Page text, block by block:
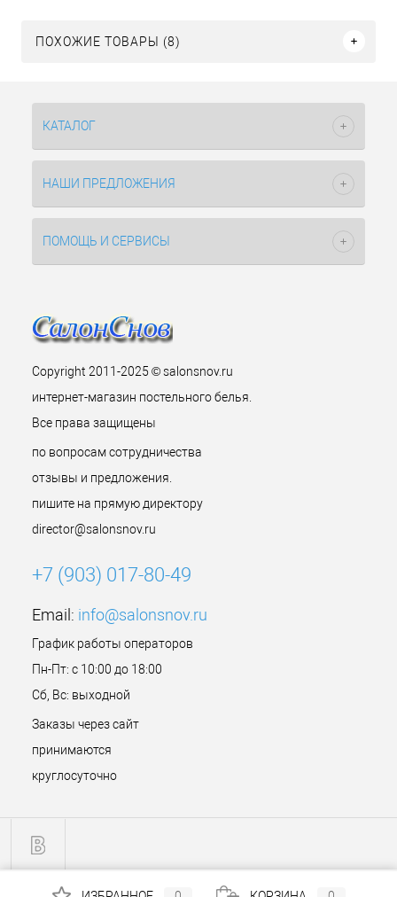
ПОХОЖИЕ ТОВАРЫ (8)
КАТАЛОГ
НАШИ ПРЕДЛОЖЕНИЯ
ПОМОЩЬ И СЕРВИСЫ
Copyright 2011-2025 © salonsnov.ru
интернет-магазин постельного белья.
Все права защищены
по вопросам сотрудничества
отзывы и предложения.
пишите на прямую директору
director@salonsnov.ru
+7 (903) 017-80-49
Email: info@salonsnov.ru
График работы операторов
Пн-Пт: с 10:00 до 18:00
Сб, Вс: выходной
Заказы через сайт
принимаются
круглосуточно